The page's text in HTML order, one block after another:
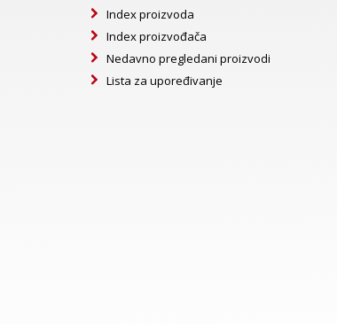
Index proizvoda
Index proizvođača
Nedavno pregledani proizvodi
Lista za upoređivanje